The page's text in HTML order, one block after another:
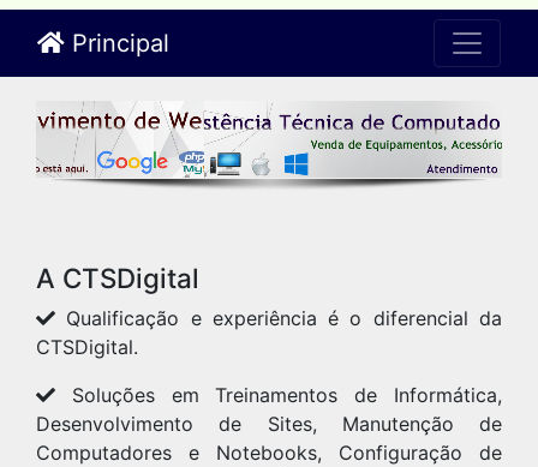
Principal
A CTSDigital
Qualificação e experiência é o diferencial da
CTSDigital.
Soluções em Treinamentos de Informática,
Desenvolvimento de Sites, Manutenção de
Computadores e Notebooks, Configuração de